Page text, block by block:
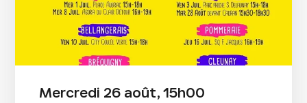
Mercredi 26 août, 15h00